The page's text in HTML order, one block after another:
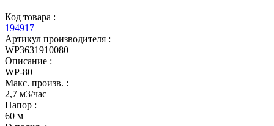
Код товара :
194917
Артикул производителя :
WP3631910080
Описание :
WP-80
Макс. произв. :
2,7 м3/час
Напор :
60 м